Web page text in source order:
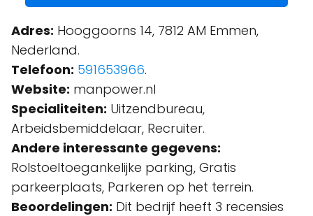
Adres: Hooggoorns 14, 7812 AM Emmen,
Nederland.
Telefoon: 591653966.
Website: manpower.nl
Specialiteiten: Uitzendbureau,
Arbeidsbemiddelaar, Recruiter.
Andere interessante gegevens:
Rolstoeltoegankelijke parking, Gratis
parkeerplaats, Parkeren op het terrein.
Beoordelingen: Dit bedrijf heeft 3 recensies